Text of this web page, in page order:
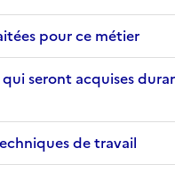
pour ce métier
seront acquises
de travail